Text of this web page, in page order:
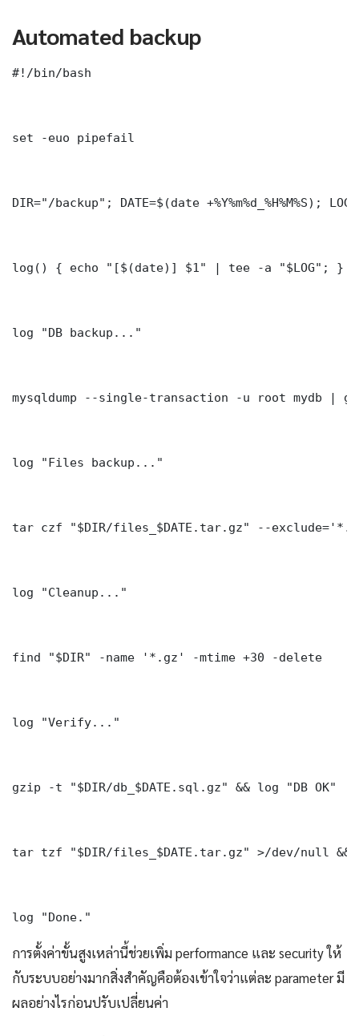
Automated backup
#!/bin/bash
set -euo pipefail
DIR="/backup"; DATE=$(date +%Y%m%d_%H%M%S);
log() { echo "[$(date)] $1" | tee -a "$LOG"; }
log "DB backup..."
mysqldump --single-transaction -u root mydb |
log "Files backup..."
tar czf "$DIR/files_$DATE.tar.gz" --
log "Cleanup..."
find "$DIR" -name '*.gz' -mtime +30 -delete
log "Verify..."
gzip -t "$DIR/db_$DATE.sql.gz" && log "DB OK"
tar tzf "$DIR/files_$DATE.tar.gz" >/dev/null &&
log "Done."
การตั้งค่าขั้นสูงเหล่านี้ช่วยเพิ่ม performance และ security ให้
กับระบบอย่างมากสิ่งสำคัญคือต้องเข้าใจว่าแต่ละ parameter มี
ผลอย่างไรก่อนปรับเปลี่ยนค่า